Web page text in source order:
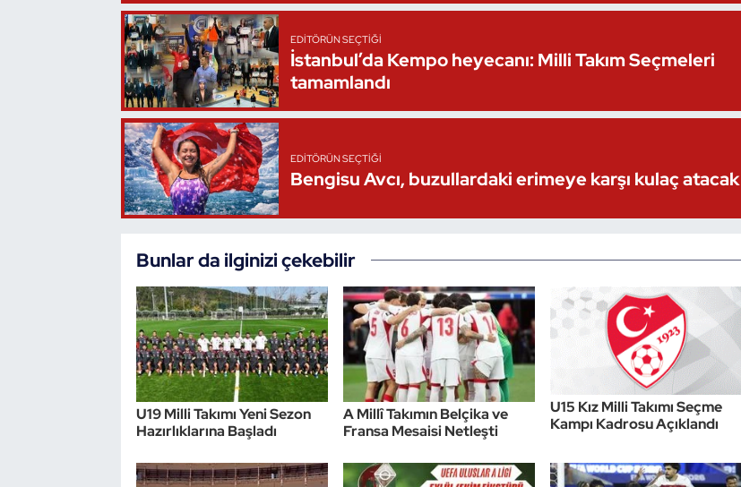
EDITÖRÜN SEÇTIĞI
İstanbul’da Kempo heyecanı: Milli Takım Seçmeleri
tamamlandı
EDITÖRÜN SEÇTIĞI
Bengisu Avcı, buzullardaki erimeye karşı kulaç atacak
Bunlar da ilginizi çekebilir
U19 Milli Takımı Yeni Sezon
Hazırlıklarına Başladı
A Millî Takımın Belçika ve
Fransa Mesaisi Netleşti
U15 Kız Milli Takımı Seçme
Kampı Kadrosu Açıklandı
Vücut Geliştirme Fitness
Wushu Kungfu